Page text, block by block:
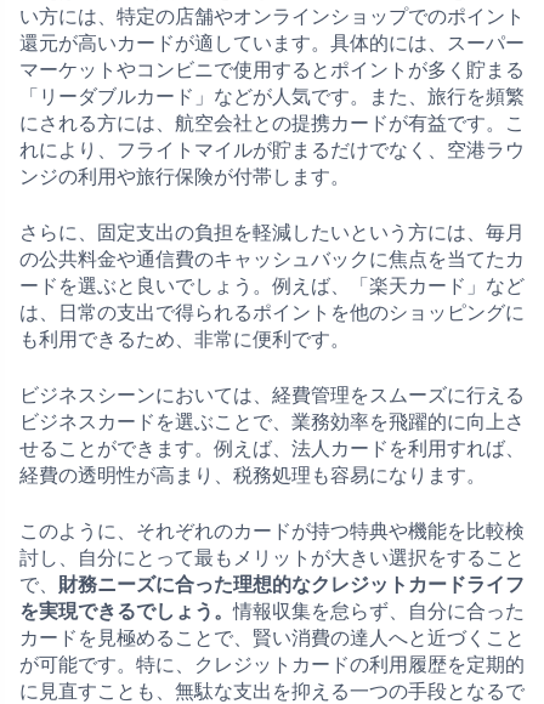
い方には、特定の店舗やオンラインショップでのポイント
還元が高いカードが適しています。具体的には、スーパー
マーケットやコンビニで使用するとポイントが多く貯まる
「リーダブルカード」などが人気です。また、旅行を頻繁
にされる方には、航空会社との提携カードが有益です。こ
れにより、フライトマイルが貯まるだけでなく、空港ラウ
ンジの利用や旅行保険が付帯します。
さらに、固定支出の負担を軽減したいという方には、毎月
の公共料金や通信費のキャッシュバックに焦点を当てたカ
ードを選ぶと良いでしょう。例えば、「楽天カード」など
は、日常の支出で得られるポイントを他のショッピングに
も利用できるため、非常に便利です。
ビジネスシーンにおいては、経費管理をスムーズに行える
ビジネスカードを選ぶことで、業務効率を飛躍的に向上さ
せることができます。例えば、法人カードを利用すれば、
経費の透明性が高まり、税務処理も容易になります。
このように、それぞれのカードが持つ特典や機能を比較検
討し、自分にとって最もメリットが大きい選択をすること
で、 財務ニーズに合った理想的なクレジットカードライフ
を実現できるでしょう。情報収集を怠らず、自分に合った
カードを見極めることで、賢い消費の達人へと近づくこと
が可能です。特に、クレジットカードの利用履歴を定期的
に見直すことも、無駄な支出を抑える一つの手段となるで